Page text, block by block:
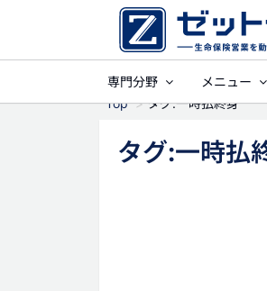
専門分野 メニュー
Top
タグ:一時払終身
タグ:一時払